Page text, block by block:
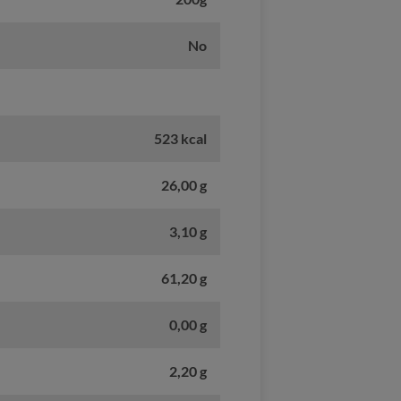
No
523 kcal
26,00 g
3,10 g
61,20 g
0,00 g
2,20 g